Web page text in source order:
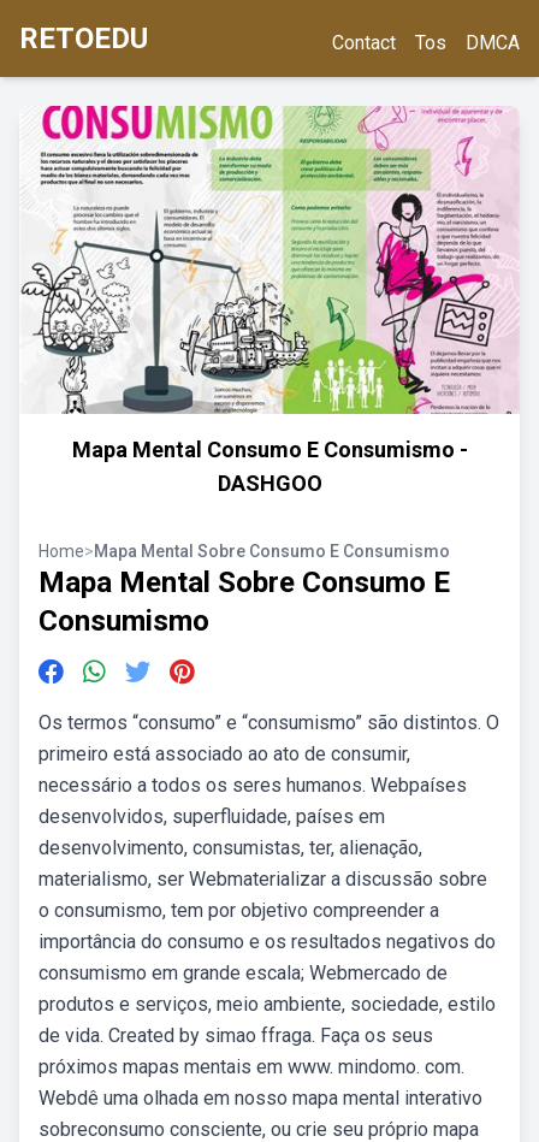
RETOEDU Contact Tos DMCA
Mapa Mental Consumo E Consumismo -
DASHGOO
Home>Mapa Mental Sobre Consumo E Consumismo
Mapa Mental Sobre Consumo E
Consumismo
Os termos “consumo” e “consumismo” são distintos. O
primeiro está associado ao ato de consumir,
necessário a todos os seres humanos. Webpaíses
desenvolvidos, superfluidade, países em
desenvolvimento, consumistas, ter, alienação,
materialismo, ser Webmaterializar a discussão sobre
o consumismo, tem por objetivo compreender a
importância do consumo e os resultados negativos do
consumismo em grande escala; Webmercado de
produtos e serviços, meio ambiente, sociedade, estilo
de vida. Created by simao ffraga. Faça os seus
próximos mapas mentais em www. mindomo. com.
Webdê uma olhada em nosso mapa mental interativo
sobreconsumo consciente, ou crie seu próprio mapa